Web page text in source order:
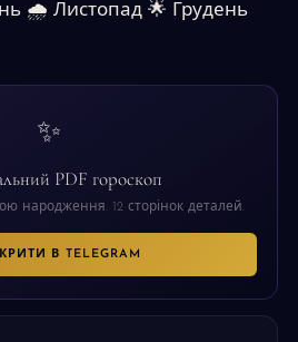
🌧 Листопад 🌟 Грудень
✨
PDF гороскоп
народження. 12 сторінок деталей.
В TELEGRAM